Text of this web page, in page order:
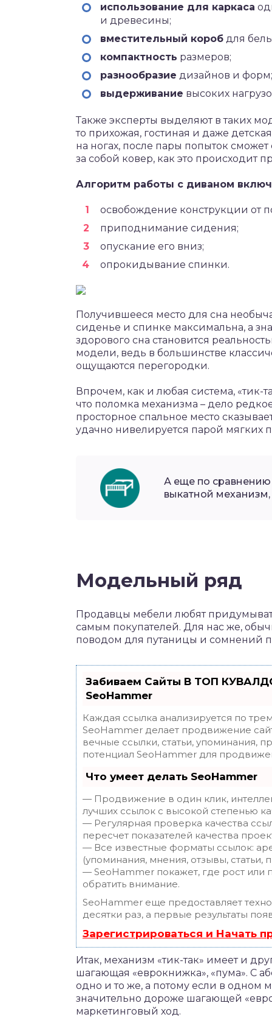
использование для каркаса
и древесины;
вместительный короб для
компактность размеров;
разнообразие дизайнов и форм;
выдерживание высоких
Также эксперты выделяют в таких
то прихожая, гостиная и даже
на ногах, после пары попыток
за собой ковер, как это происходит
Алгоритм работы с диваном
освобождение конструкции от
приподнимание сидения;
опускание его вниз;
опрокидывание спинки.
Получившееся место для сна
сиденье и спинке максимальна, а
здорового сна становится
модели, ведь в большинстве
ощущаются перегородки.
Впрочем, как и любая система, «тик-
что поломка механизма – дело
просторное спальное место
удачно нивелируется парой мягких
А еще по
выкатной механизм,
Модельный ряд
Продавцы мебели любят
самым покупателей. Для нас же,
поводом для путаницы и сомнений
Забиваем Сайты В ТОП
SeoHammer
Каждая ссылка анализируется по
SeoHammer делает продвижение
вечные ссылки, статьи, упоминания,
потенциал SeoHammer для
Что умеет делать SeoHammer
— Продвижение в один клик,
лучших ссылок с высокой степенью
— Регулярная проверка качества
пересчет показателей качества
— Все известные форматы ссылок:
(упоминания, мнения, отзывы, статьи,
— SeoHammer покажет, где рост или
обратить внимание.
SeoHammer еще предоставляет
десятки раз, а первые результаты
Зарегистрироваться и Начать
Итак, механизм «тик-так» имеет и
шагающая «еврокнижка», «пума». С
одно и то же, а потому если в одном
значительно дороже шагающей
маркетинговый ход.